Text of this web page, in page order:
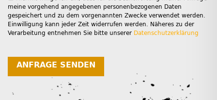
meine vorgehend angegebenen personenbezogenen Daten
gespeichert und zu dem vorgenannten Zwecke verwendet werden.
Einwilligung kann jeder Zeit widerrufen werden. Näheres zu der
Verarbeitung entnehmen Sie bitte unserer Datenschutzerklärung
ANFRAGE SENDEN